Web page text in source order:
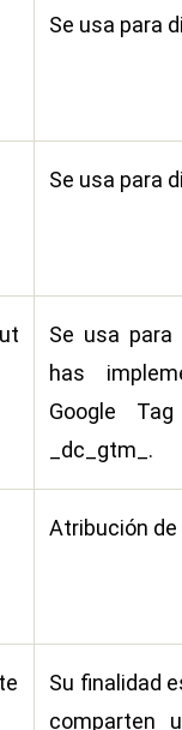
Se usa para
Se usa para
Se usa para
has
Google
_dc_gtm_.
Atribución de
Su finalidad
comparten